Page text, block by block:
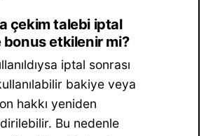
çekim talebi iptal
bonus etkilenir mi?
iptal sonrası
bakiye veya
hakkı yeniden
Bu nedenle